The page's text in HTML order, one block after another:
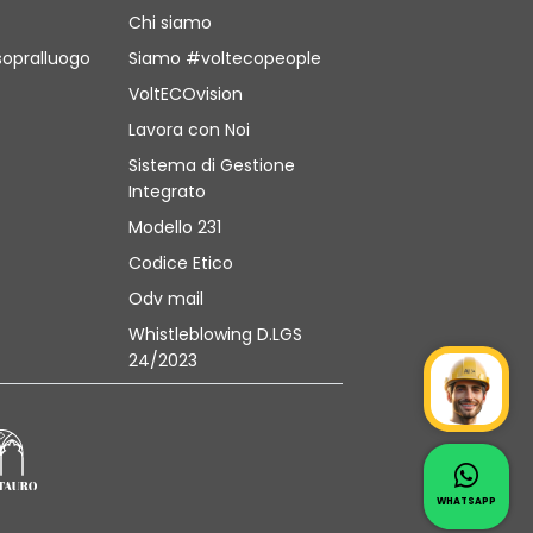
Chi siamo
Siamo #voltecopeople
VoltECOvision
Lavora con Noi
Sistema di Gestione
Integrato
Modello 231
Codice Etico
Odv mail
Whistleblowing D.LGS
24/2023
Mr
WHATSAPP